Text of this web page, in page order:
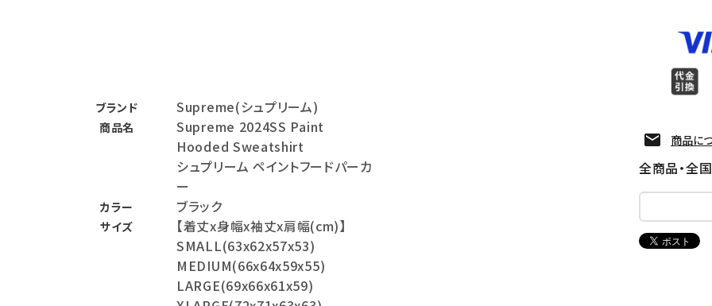
アクセサリーブランド Supreme(シュプリーム)
商品名
Supreme 2024SS Paint
Hooded Sweatshirt
シュプリーム ペイントフードパーカ
ー
カラー ブラック
サイズ
【着丈x身幅x袖丈x肩幅(cm)】
SMALL(63x62x57x53)
MEDIUM(66x64x59x55)
LARGE(69x66x61x59)
商品に
全商品・全